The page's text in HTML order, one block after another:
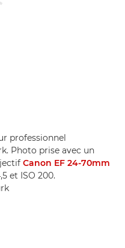
professionnel
Photo prise avec un
Canon EF 24-70mm
et ISO 200.